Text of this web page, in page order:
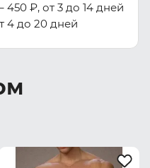
₽, от 3 до 14 дней
4 до 20 дней